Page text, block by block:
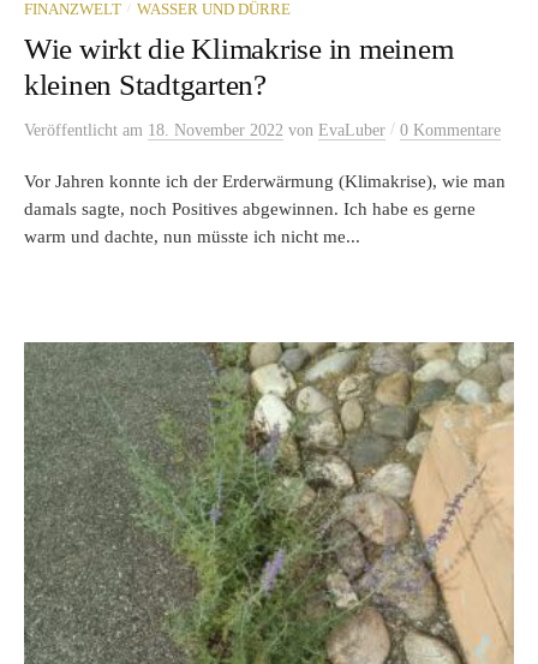
FINANZWELT / WASSER UND DÜRRE
Wie wirkt die Klimakrise in meinem
kleinen Stadtgarten?
Veröffentlicht am 18. November 2022 von EvaLuber / 0 Kommentare
Vor Jahren konnte ich der Erderwärmung (Klimakrise), wie man
damals sagte, noch Positives abgewinnen. Ich habe es gerne
warm und dachte, nun müsste ich nicht me...